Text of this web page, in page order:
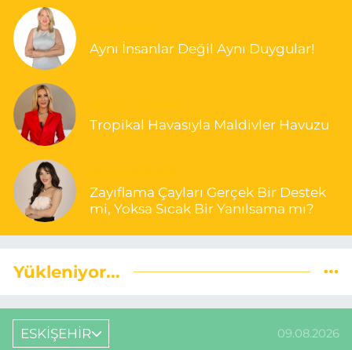
Aynı İnsanlar Değil Aynı Duygular!
Tropikal Havasıyla Maldivler Havuzu
Zayıflama Çayları Gerçek Bir Destek
mi, Yoksa Sıcak Bir Yanılsama mı?
Yükleniyor...
ESKİŞEHİR 09.08.2026